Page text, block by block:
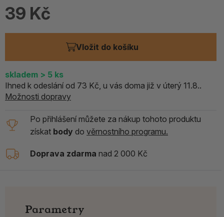
39 Kč
Vložit do košíku
skladem > 5 ks
Ihned k odeslání od 73 Kč, u vás doma již v úterý 11.8..
Možnosti dopravy
Po přihlášení můžete za nákup tohoto produktu
získat body do věrnostního programu.
Doprava zdarma nad 2 000 Kč
Parametry